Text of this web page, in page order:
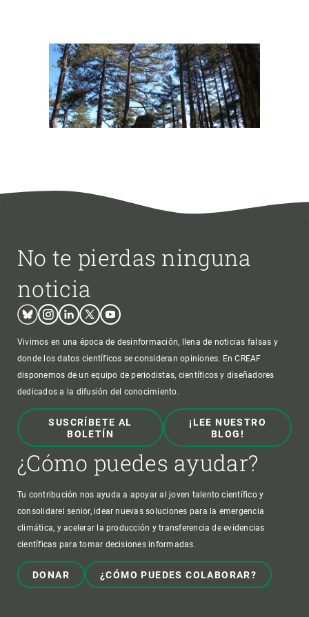
No te pierdas ninguna
noticia
BlueskyInstagram
LinkedinTwitterYoutube
Vivimos en una época de desinformación, llena de noticias falsas y
donde los datos científicos se consideran opiniones. En CREAF
disponemos de un equipo de periodistas, científicos y diseñadores
dedicados a la difusión del conocimiento.
SUSCRÍBETE AL
BOLETÍN
¡LEE NUESTRO
BLOG!
¿Cómo puedes ayudar?
Tu contribución nos ayuda a apoyar al joven talento científico y
consolidarel senior, idear nuevas soluciones para la emergencia
climática, y acelerar la producción y transferencia de evidencias
científicas para tomar decisiones informadas.
DONAR ¿CÓMO PUEDES COLABORAR?